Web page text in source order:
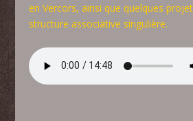
en Vercors, ainsi que quelques
structure associative singulière.